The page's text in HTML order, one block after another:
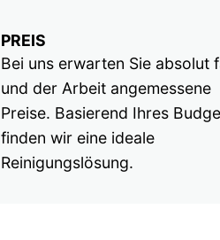
PREIS
Bei uns erwarten Sie absolut
und der Arbeit angemessene
Preise. Basierend Ihres
finden wir eine ideale
Reinigungslösung.